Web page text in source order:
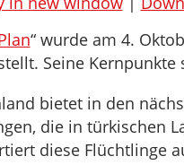
“ wurde am 4.
Seine Kernpunkte
bietet in den
die in türkischen
diese Flüchtlinge